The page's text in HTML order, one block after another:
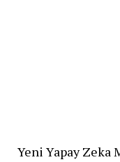
Yeni Yapay